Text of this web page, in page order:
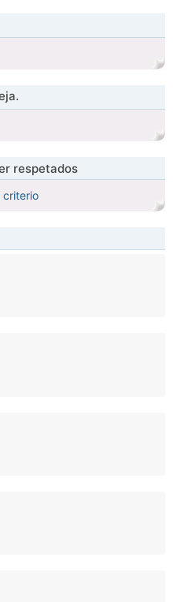
respetados
criterio